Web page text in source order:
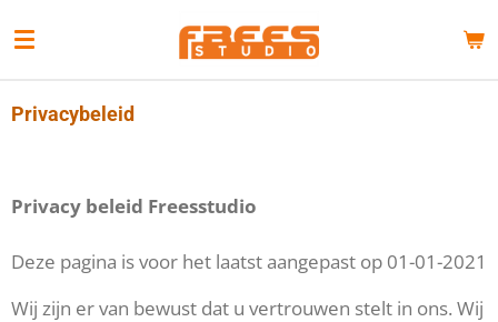
direct
de
Privacybeleid
Privacy beleid Freesstudio
Deze pagina is voor het laatst aangepast op 01-01-2021
Wij zijn er van bewust dat u vertrouwen stelt in ons. Wij